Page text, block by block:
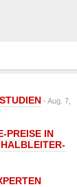
STUDIEN - Aug. 7,
PREISE IN